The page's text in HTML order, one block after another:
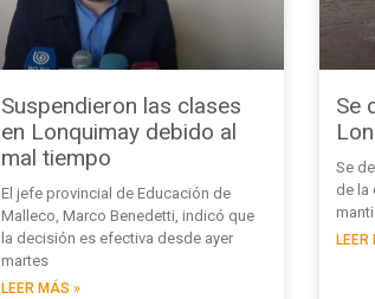
Suspendieron las clases
en Lonquimay debido al
mal tiempo
El jefe provincial de Educación de
Malleco, Marco Benedetti, indicó que
la decisión es efectiva desde ayer
martes
LEER MÁS »
Se
Se
de la